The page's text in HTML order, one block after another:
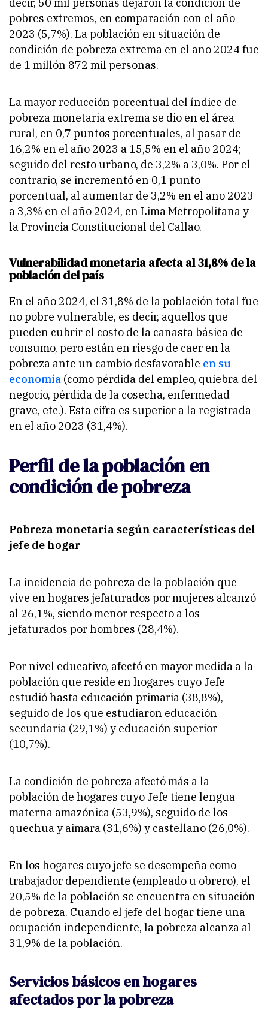
pobres extremos, en comparación con el año
2023 (5,7%). La población en situación de
condición de pobreza extrema en el año 2024 fue
de 1 millón 872 mil personas.
La mayor reducción porcentual del índice de
pobreza monetaria extrema se dio en el área
rural, en 0,7 puntos porcentuales, al pasar de
16,2% en el año 2023 a 15,5% en el año 2024;
seguido del resto urbano, de 3,2% a 3,0%. Por el
contrario, se incrementó en 0,1 punto
porcentual, al aumentar de 3,2% en el año 2023
a 3,3% en el año 2024, en Lima Metropolitana y
la Provincia Constitucional del Callao.
Vulnerabilidad monetaria afecta al 31,8% de la
población del país
En el año 2024, el 31,8% de la población total fue
no pobre vulnerable, es decir, aquellos que
pueden cubrir el costo de la canasta básica de
consumo, pero están en riesgo de caer en la
pobreza ante un cambio desfavorable en su
economía (como pérdida del empleo, quiebra del
negocio, pérdida de la cosecha, enfermedad
grave, etc.). Esta cifra es superior a la registrada
en el año 2023 (31,4%).
Perfil de la población en
condición de pobreza
Pobreza monetaria según características del
jefe de hogar
La incidencia de pobreza de la población que
vive en hogares jefaturados por mujeres alcanzó
al 26,1%, siendo menor respecto a los
jefaturados por hombres (28,4%).
Por nivel educativo, afectó en mayor medida a la
población que reside en hogares cuyo Jefe
estudió hasta educación primaria (38,8%),
seguido de los que estudiaron educación
secundaria (29,1%) y educación superior
(10,7%).
La condición de pobreza afectó más a la
población de hogares cuyo Jefe tiene lengua
materna amazónica (53,9%), seguido de los
quechua y aimara (31,6%) y castellano (26,0%).
En los hogares cuyo jefe se desempeña como
trabajador dependiente (empleado u obrero), el
20,5% de la población se encuentra en situación
de pobreza. Cuando el jefe del hogar tiene una
ocupación independiente, la pobreza alcanza al
31,9% de la población.
Servicios básicos en hogares
afectados por la pobreza